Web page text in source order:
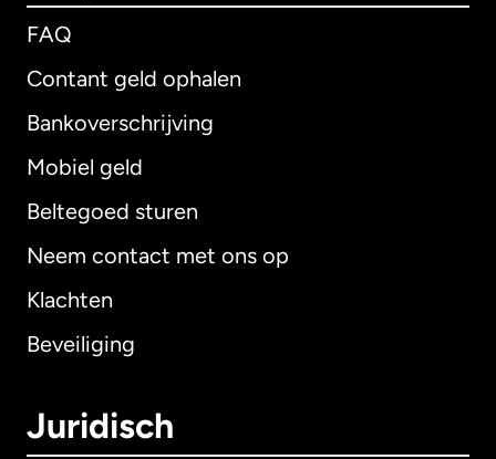
FAQ
Contant geld ophalen
Bankoverschrijving
Mobiel geld
Beltegoed sturen
Neem contact met ons op
Klachten
Beveiliging
Juridisch